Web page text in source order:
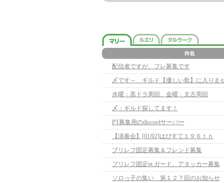
配信者ですが、フレ募集です
〆です～ ギルド【優しい歌】に入りま
水曜：黒ドラ周回、金曜：太古周回
〆：ギルド探してます！
PT募集用のdiscordサーバー
【演奏会】[01/02]はぴすて１９６ｔｈ
ブリレフ固定募集＆フレンド募集
ブリレフ固定pt ガード、アタッカー募集
ソロっ子の集い 第１２７回のお知らせ